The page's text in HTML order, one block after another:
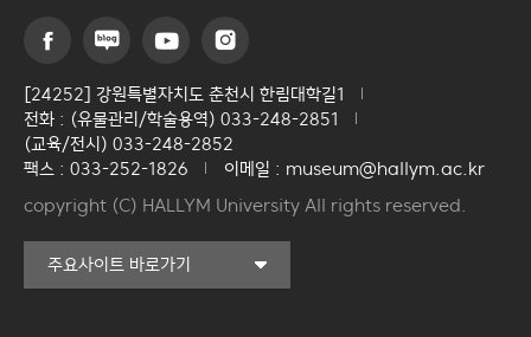
[24252] 강원특별자치도 춘천시 한림대학길1
전화 : (유물관리/학술용역) 033-248-2851
(교육/전시) 033-248-2852
팩스 : 033-252-1826
이메일 : museum@hallym.ac.kr
copyright (C) HALLYM University All rights reserved.
주요사이트 바로가기
커뮤니티교육원